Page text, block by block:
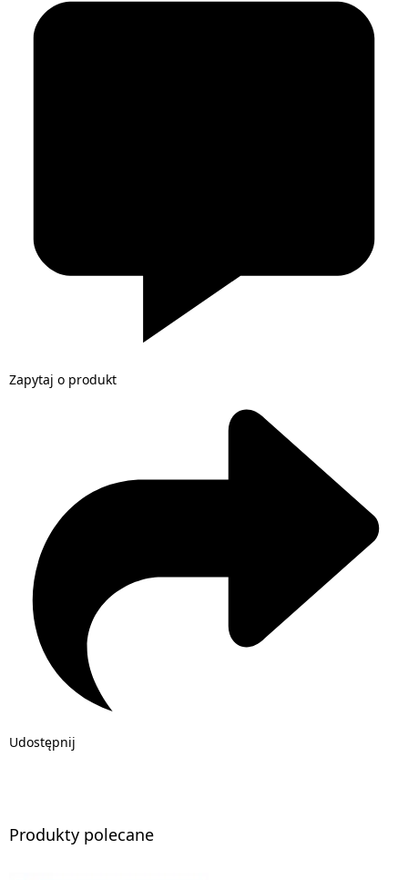
Zapytaj o produkt
Udostępnij
Produkty polecane